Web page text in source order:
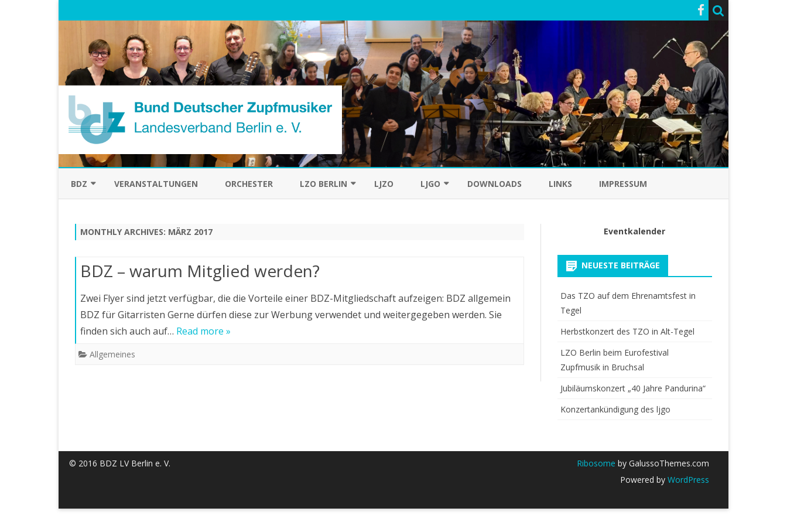
content
BDZ
VORSTAND
VERANSTALTUNGEN ORCHESTER LZO BERLIN LJZO LJGO DOWNLOADS LINKS IMPRESSUM
MONTHLY ARCHIVES: MÄRZ 2017
BDZ – warum Mitglied werden?
Zwei Flyer sind jetzt verfügbar, die die Vorteile einer BDZ-Mitgliedschaft aufzeigen: BDZ allgemein
BDZ für Gitarristen Gerne dürfen diese zur Werbung verwendet und weitergegeben werden. Sie
finden sich auch auf… Read more »
Allgemeines
Eventkalender
NEUESTE BEITRÄGE
Das TZO auf dem Ehrenamtsfest in
Tegel
Herbstkonzert des TZO in Alt-Tegel
LZO Berlin beim Eurofestival
Zupfmusik in Bruchsal
Jubiläumskonzert „40 Jahre Pandurina“
Konzertankündigung des ljgo
© 2016 BDZ LV Berlin e. V. Ribosome by GalussoThemes.com
Powered by WordPress